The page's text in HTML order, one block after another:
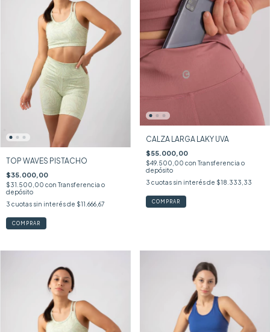
TOP WAVES PISTACHO
$35.000,00
$31.500,00 con Transferencia o
depósito
3 cuotas sin interés de $11.666,67
COMPRAR
CALZA LARGA LAKY UVA
$55.000,00
$49.500,00 con Transferencia o
depósito
3 cuotas sin interés de $18.333,33
COMPRAR